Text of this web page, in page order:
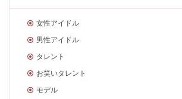
女性アイドル
男性アイドル
タレント
お笑いタレント
モデル